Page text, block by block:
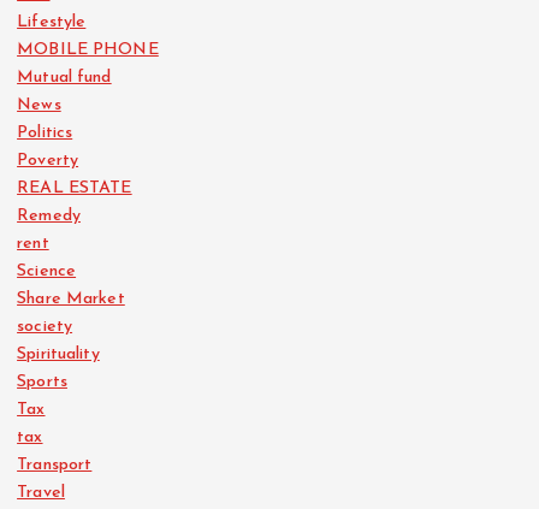
Lifestyle
MOBILE PHONE
Mutual fund
News
Politics
Poverty
REAL ESTATE
Remedy
rent
Science
Share Market
society
Spirituality
Sports
Tax
tax
Transport
Travel